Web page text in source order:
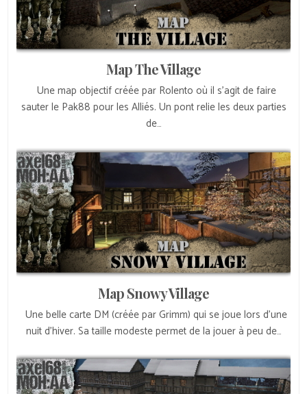
Map The Village
Une map objectif créée par Rolento où il s’agit de faire
sauter le Pak88 pour les Alliés. Un pont relie les deux parties
de…
Map Snowy Village
Une belle carte DM (créée par Grimm) qui se joue lors d’une
nuit d’hiver. Sa taille modeste permet de la jouer à peu de…